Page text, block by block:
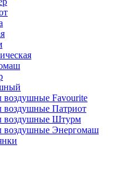
воздушные Favourite
воздушные Патриот
воздушные Штурм
воздушные Энергомаш